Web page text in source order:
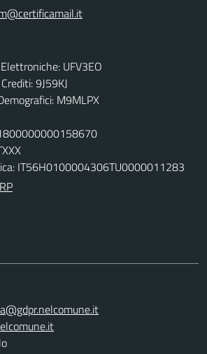
UFV3EO
9J59KJ
M9MLPX
IT56H0100004306TU0000011283